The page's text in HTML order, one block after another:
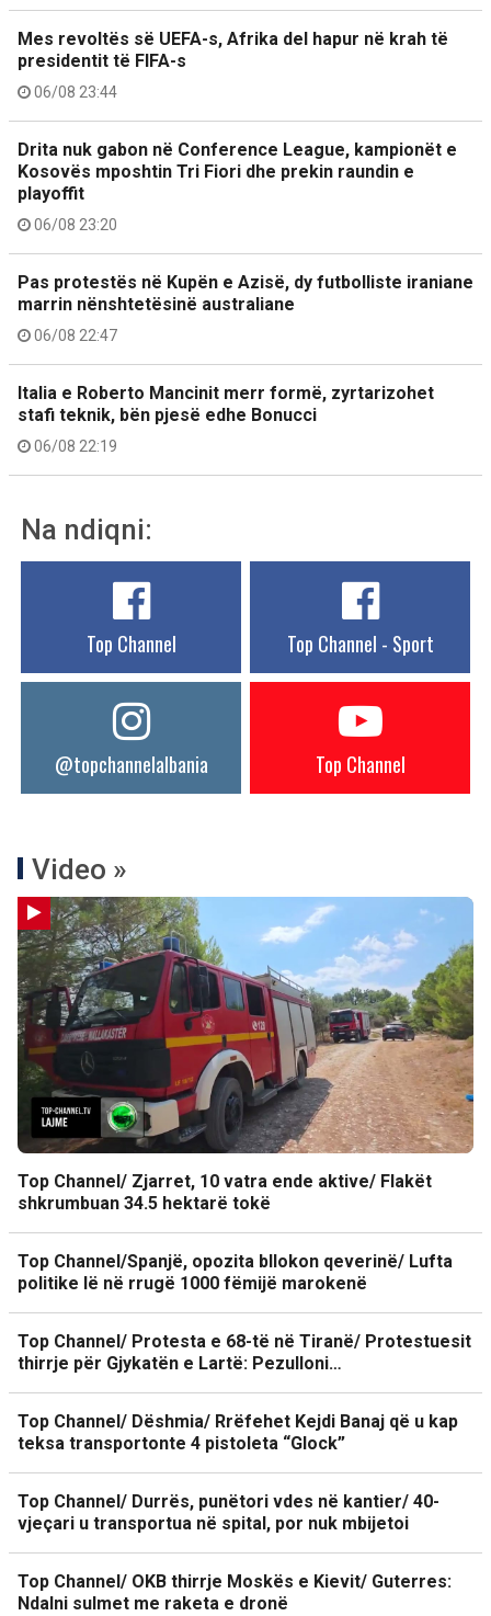
Mes revoltës së UEFA-s, Afrika del hapur në krah të
presidentit të FIFA-s
06/08 23:44
Drita nuk gabon në Conference League, kampionët e
Kosovës mposhtin Tri Fiori dhe prekin raundin e
playoffit
06/08 23:20
Pas protestës në Kupën e Azisë, dy futbolliste iraniane
marrin nënshtetësinë australiane
06/08 22:47
Italia e Roberto Mancinit merr formë, zyrtarizohet
stafi teknik, bën pjesë edhe Bonucci
06/08 22:19
Na ndiqni:
Top Channel Top Channel - Sport
@topchannelalbania Top Channel
Video »
Top Channel/ Zjarret, 10 vatra ende aktive/ Flakët
shkrumbuan 34.5 hektarë tokë
Top Channel/Spanjë, opozita bllokon qeverinë/ Lufta
politike lë në rrugë 1000 fëmijë marokenë
Top Channel/ Protesta e 68-të në Tiranë/ Protestuesit
thirrje për Gjykatën e Lartë: Pezulloni…
Top Channel/ Dëshmia/ Rrëfehet Kejdi Banaj që u kap
teksa transportonte 4 pistoleta “Glock”
Top Channel/ Durrës, punëtori vdes në kantier/ 40-
vjeçari u transportua në spital, por nuk mbijetoi
Top Channel/ OKB thirrje Moskës e Kievit/ Guterres:
Ndalni sulmet me raketa e dronë